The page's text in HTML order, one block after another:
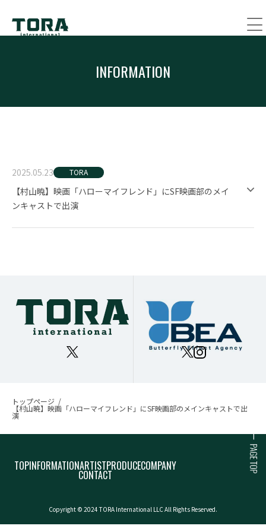
INFORMATION
2025.05.23 TORA
【村山暁】映画「ハローマイフレンド」にSF映画部のメイ
ンキャストで出演
トップページ
【村山暁】映画「ハローマイフレンド」にSF映画部のメインキャストで出
演
TOPINFORMATIONARTISTPRODUCECOMPANY
CONTACT
Copyright © 2024 TORA International LLC All Rights Reserved.